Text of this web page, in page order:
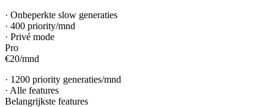
· Onbeperkte slow generaties
· 400 priority/mnd
· Privé mode
Pro
€20/mnd
· 1200 priority generaties/mnd
· Alle features
Belangrijkste features